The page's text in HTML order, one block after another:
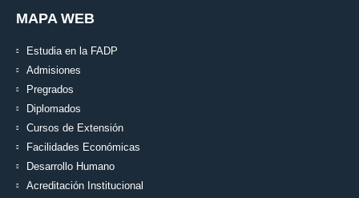
MAPA WEB
Estudia en la FADP
Admisiones
Pregrados
Diplomados
Cursos de Extensión
Facilidades Económicas
Desarrollo Humano
Acreditación Institucional